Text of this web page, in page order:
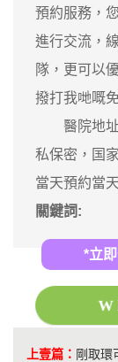
預約服務，
進行交流，
隊，更可以
撥打我哋嘅
醫院地址
私保密，国
當天預約當
關鍵詞:
*立
上壹篇： 剛取環